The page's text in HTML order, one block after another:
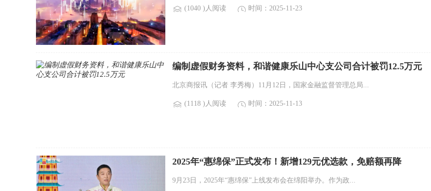
(1040 )人阅读 时间：2025-11-23
编制虚假财务资料，和谐健康乐山中心支公司合计被罚12.5万元
北京商报讯（记者 李秀梅）11月12日，国家金融监督管理总局...
(1118 )人阅读 时间：2025-11-13
2025年“惠绵保”正式发布！新增129元优选款，免赔额再降
9月23日，2025年“惠绵保”上线发布会在绵阳举办。作为政...